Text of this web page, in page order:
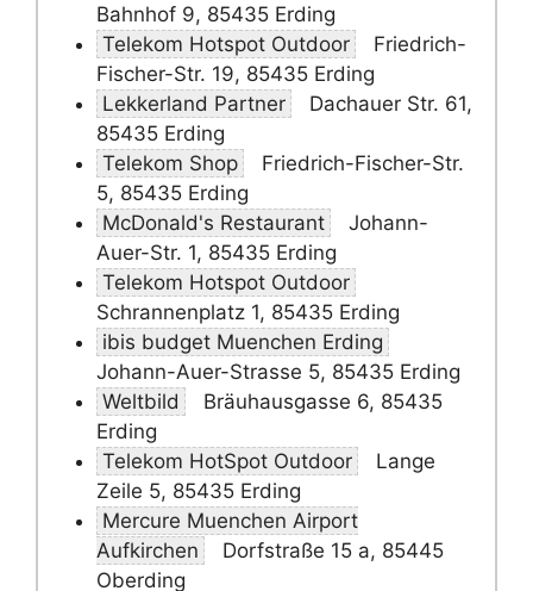
Bahnhof 9, 85435 Erding
Telekom Hotspot Outdoor
Friedrich-
Fischer-Str. 19, 85435 Erding
Lekkerland Partner
Dachauer Str. 61,
85435 Erding
Telekom Shop
Friedrich-Fischer-Str.
5, 85435 Erding
McDonald's Restaurant
Johann-
Auer-Str. 1, 85435 Erding
Telekom Hotspot Outdoor
Schrannenplatz 1, 85435 Erding
ibis budget Muenchen Erding
Johann-Auer-Strasse 5, 85435 Erding
Weltbild
Bräuhausgasse 6, 85435
Erding
Telekom HotSpot Outdoor
Lange
Zeile 5, 85435 Erding
Mercure Muenchen Airport
Aufkirchen
Dorfstraße 15 a, 85445
Oberding